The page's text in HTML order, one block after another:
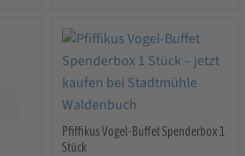
Pfiffikus Vogel-Buffet Spenderbox 1
Stück